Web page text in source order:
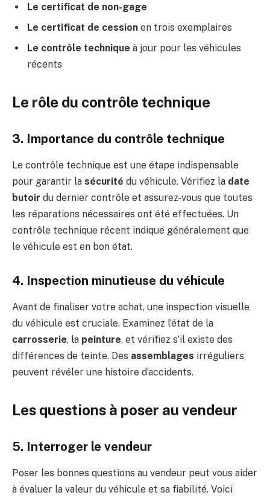
Le certificat de non-gage
Le certificat de cession en trois exemplaires
Le contrôle technique à jour pour les véhicules
récents
Le rôle du contrôle technique
3. Importance du contrôle technique
Le contrôle technique est une étape indispensable
pour garantir la sécurité du véhicule. Vérifiez la date
butoir du dernier contrôle et assurez-vous que toutes
les réparations nécessaires ont été effectuées. Un
contrôle technique récent indique généralement que
le véhicule est en bon état.
4. Inspection minutieuse du véhicule
Avant de finaliser votre achat, une inspection visuelle
du véhicule est cruciale. Examinez l’état de la
carrosserie, la peinture, et vérifiez s’il existe des
différences de teinte. Des assemblages irréguliers
peuvent révéler une histoire d’accidents.
Les questions à poser au vendeur
5. Interroger le vendeur
Poser les bonnes questions au vendeur peut vous aider
à évaluer la valeur du véhicule et sa fiabilité. Voici